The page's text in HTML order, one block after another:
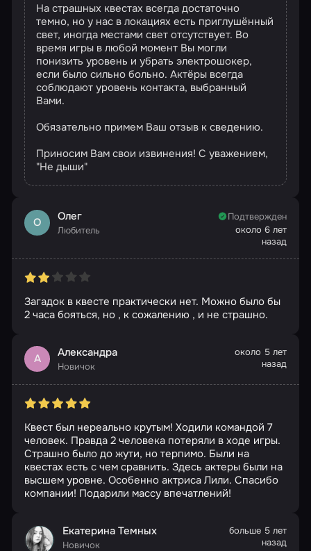
На страшных квестах всегда достаточно
темно, но у нас в локациях есть приглушённый
свет, иногда местами свет отсутствует. Во
время игры в любой момент Вы могли
понизить уровень и убрать электрошокер,
если было сильно больно. Актёры всегда
соблюдают уровень контакта, выбранный
Вами.
Обязательно примем Ваш отзыв к сведению.
Приносим Вам свои извинения! С уважением,
"Не дыши"
О Олег
Любитель
Подтвержден
около 6 лет
назад
Загадок в квесте практически нет. Можно было бы
2 часа бояться, но , к сожалению , и не страшно.
А Александра
Новичок
около 5 лет
назад
Квест был нереально крутым! Ходили командой 7
человек. Правда 2 человека потеряли в ходе игры.
Страшно было до жути, но терпимо. Были на
квестах есть с чем сравнить. Здесь актеры были на
высшем уровне. Особенно актриса Лили. Спасибо
компании! Подарили массу впечатлений!
Екатерина Темных
Новичок
больше 5 лет
назад